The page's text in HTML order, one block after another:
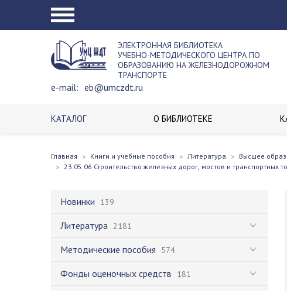
ЭЛЕКТРОННАЯ БИБЛИОТЕКА
УЧЕБНО-МЕТОДИЧЕСКОГО ЦЕНТРА ПО
ОБРАЗОВАНИЮ НА ЖЕЛЕЗНОДОРОЖНОМ
ТРАНСПОРТЕ
e-mail: eb@umczdt.ru
КАТАЛОГ О БИБЛИОТЕКЕ
Главная Книги и учебные пособия Литература Высшее
23.05.06 Строительство железных дорог, мостов и транспортных
Новинки 139
Литература 2181
Методические пособия 574
Фонды оценочных средств 181